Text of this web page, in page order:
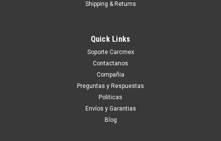
DELL ADAMO XPS, 40 WHR 12-CELL LITHIUM-
ION BATTERY , DELL NEW, C775R , 312-0947
Puedes PROCEDER con la Orden SIN Compromiso, y con
esto Un Ejecutivo te contestara vía electrónica con una
cotización formal. o tu puedes hacer CLICK AQUI Productos
Shipping & Returns
Quick Links
Soporte Carcmex
Contactanos
Compañia
Preguntas y Respuestas
Politicas
Envíos y Garantias
Blog